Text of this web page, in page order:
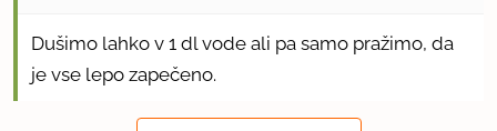
Dušimo lahko v 1 dl vode ali pa samo pražimo, da
je vse lepo zapečeno.